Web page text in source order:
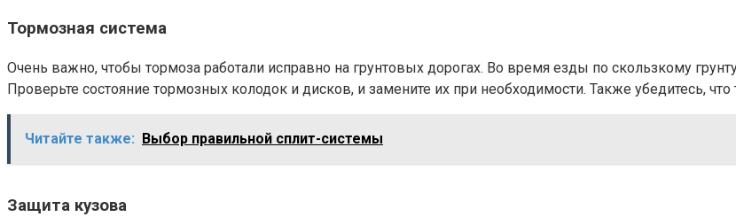
Тормозная система
Очень важно, чтобы тормоза работали исправно на грунтовых дорогах. Во время езды по скользкому
Проверьте состояние тормозных колодок и дисков, и замените их при необходимости. Также убедитесь,
Читайте также: Выбор правильной сплит-системы
Защита кузова